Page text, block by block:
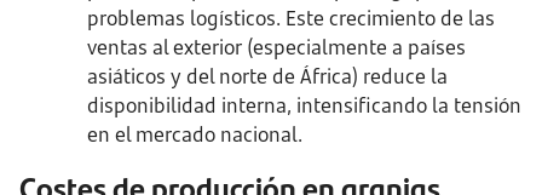
problemas logísticos. Este crecimiento de las
ventas al exterior (especialmente a países
asiáticos y del norte de África) reduce la
disponibilidad interna, intensificando la tensión
en el mercado nacional.